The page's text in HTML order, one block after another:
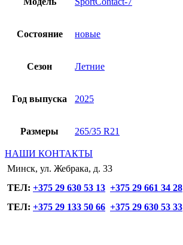
Состояние новые
Сезон Летние
Год выпуска 2025
Размеры 265/35 R21
НАШИ КОНТАКТЫ
Минск, ул. Жебрака, д. 33
ТЕЛ: +375 29 630 53 13 +375 29 661 34 28
ТЕЛ: +375 29 133 50 66 +375 29 630 53 33